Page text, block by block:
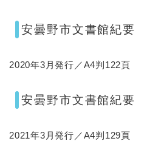
安曇野市文書館紀要
2020年3月発行／A4判122頁
安曇野市文書館紀要
2021年3月発行／A4判129頁